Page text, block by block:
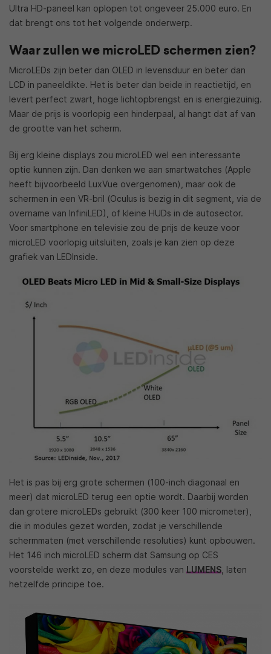
Ultra HD-paneel kan oplopen tot ongeveer 25.000 euro. En
dat brengt ons tot het volgende onderwerp.
Waar zullen we microLED schermen zien?
MicroLEDs zijn beter dan OLED in levensduur en beter dan
LCD in paneeldikte. Het is beter dan beide in reactietijd, en
levert perfect zwart, hoge lichtopbrengst en is energiezuinig.
Maar de prijs is voorlopig een hinderpaal, al hangt dat af van
de grootte van het scherm.
Bij erg kleine displays zou microLED wel een interessante
optie kunnen zijn. Dan denken we aan smartwatches (Apple
heeft bijvoorbeeld LuxVue overgenomen), maar ook de
schermen in een VR-bril (Oculus is bezig in dit segment, via de
overname van InfiniLED), of kleine HUDs in de autosector.
Voor smartphone en televisie zou de prijs de keuze voor
microLED voorlopig uitsluiten, zoals je kan zien op deze
grafiek van LEDInside.
Het is pas bij erg grote schermen (100-inch diagonaal en
meer) dat microLED terug een optie wordt. Daarbij worden
dan grotere microLEDs gebruikt (300 keer 100 micrometer),
die in modules gezet worden, zodat je verschillende
schermmaten (met verschillende resoluties) kunt opbouwen.
Het 146 inch microLED scherm dat Samsung op CES
voorstelde werkt zo, en deze modules van LUMENS , laten
hetzelfde principe toe.